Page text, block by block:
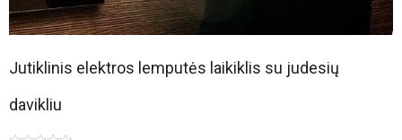
Jutiklinis elektros lemputės laikiklis su judesių
davikliu